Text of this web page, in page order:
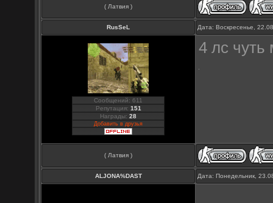
( Латвия )
RusSeL Дата: Воскресенье,
Сообщений: 611
Репутация: 151
Награды:28
Добавить в друзья
4 лс
( Латвия )
ALJONA%DAST Дата: Понедельник,